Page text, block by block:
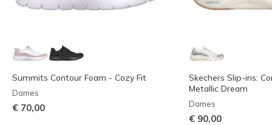
Summits Contour Foam - Cozy Fit
Dames
€ 70,00
Skechers Slip-ins:
Metallic Dream
Dames
€ 90,00